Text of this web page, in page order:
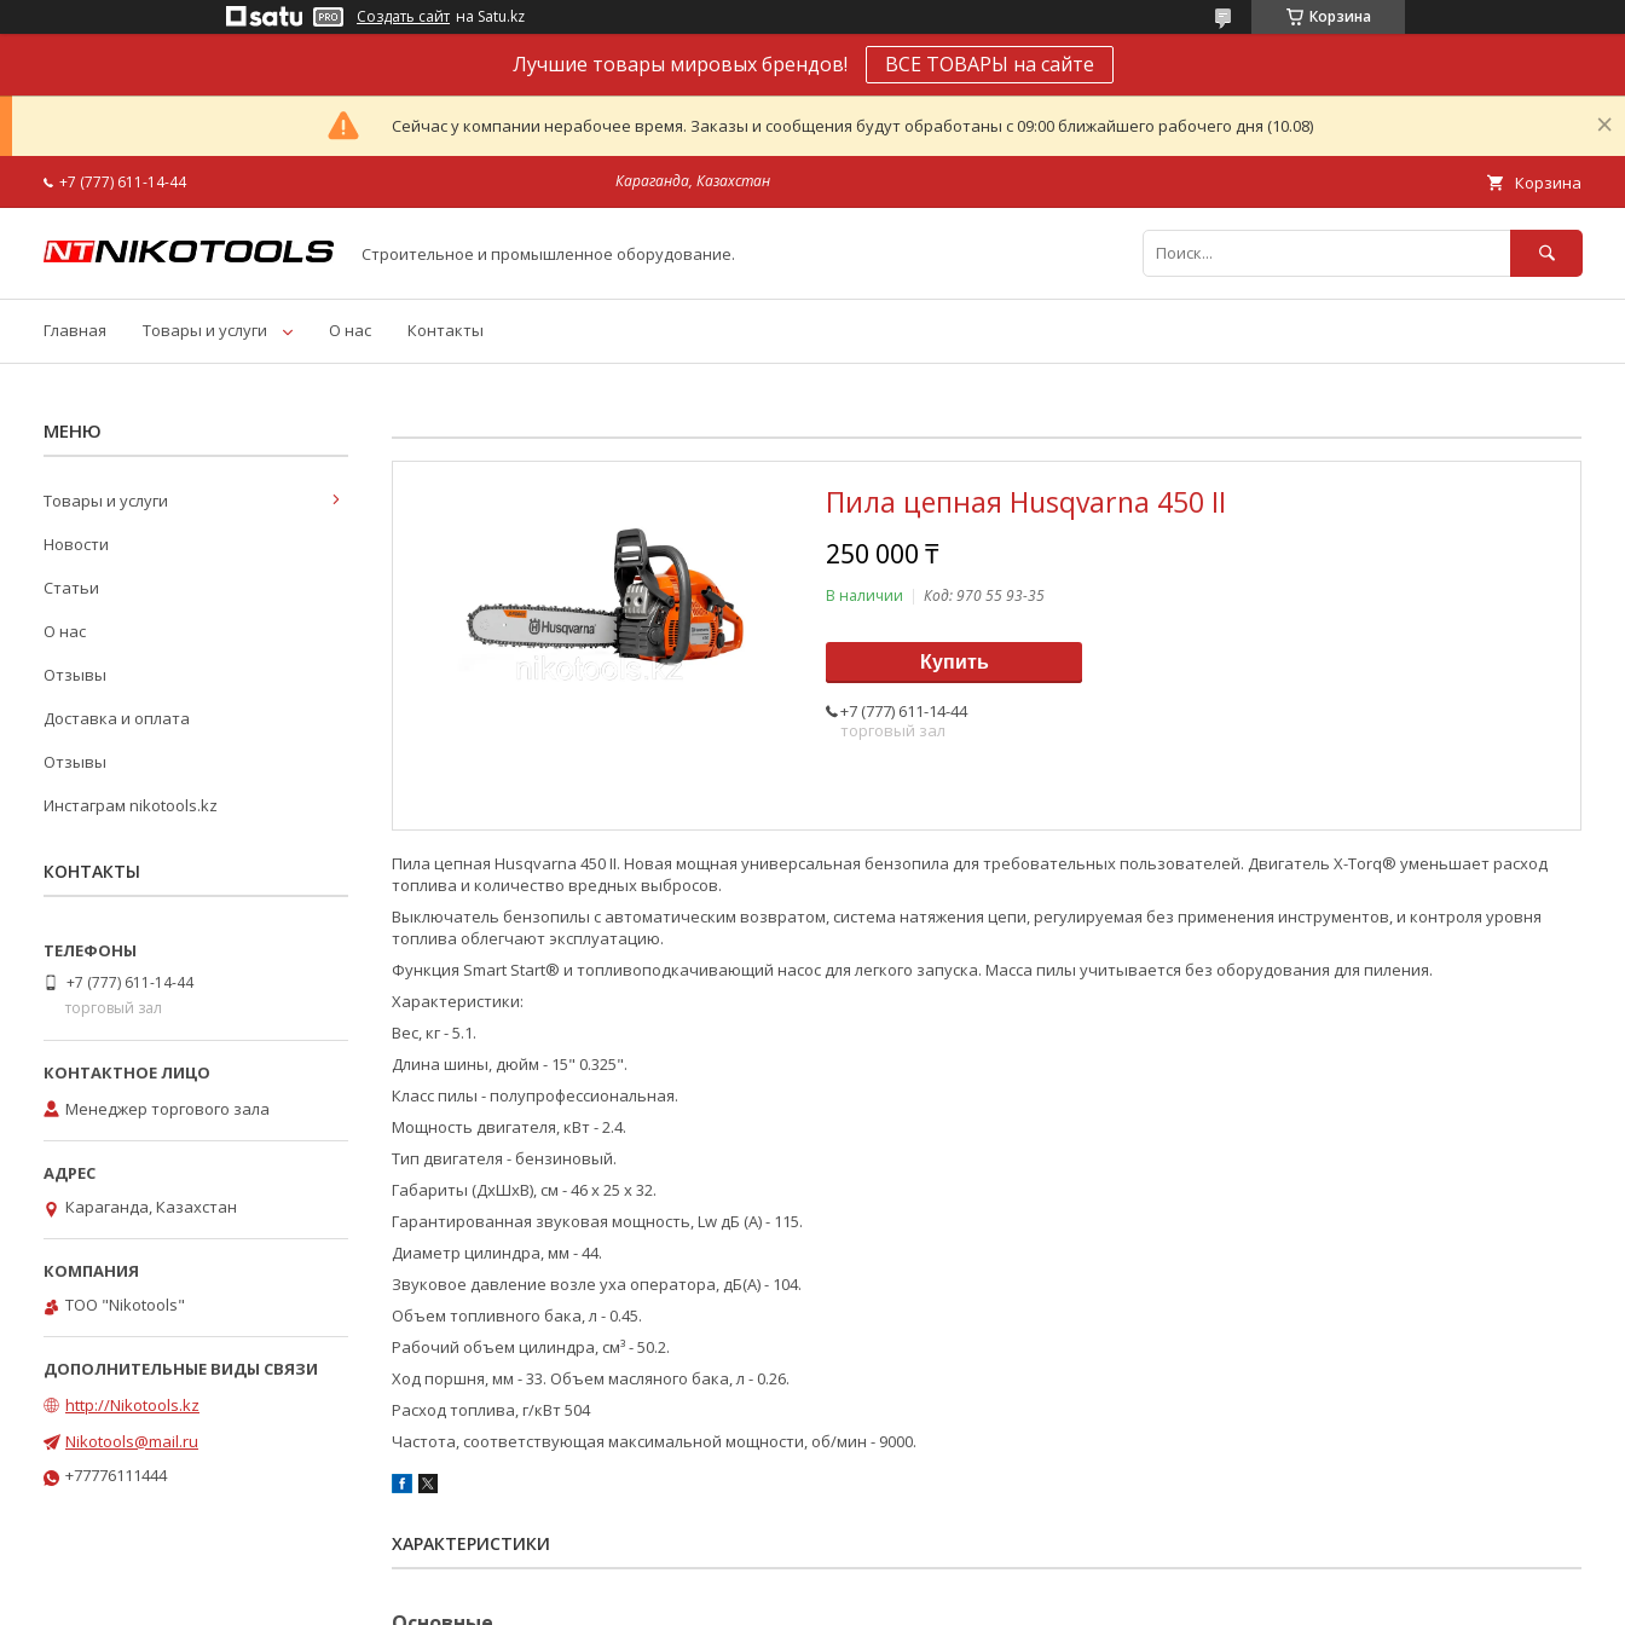
Создать сайт на Satu.kz Корзина
Лучшие товары мировых брендов! ВСЕ ТОВАРЫ на сайте
Сейчас у компании нерабочее время. Заказы и сообщения будут обработаны с 09:00 ближайшего рабочего дня (10.08)
+7 (777) 611-14-44 Караганда, Казахстан Корзина
Строительное и промышленное оборудование.
Главная Товары и услуги О нас Контакты
Пила цепная Husqvarna 450 II
250 000 ₸
В наличии Код:970 55 93-35
Купить
+7 (777) 611-14-44
торговый зал
Пила цепная Husqvarna 450 II. Новая мощная универсальная бензопила для требовательных пользователей. Двигатель X-Torq® уменьшает расход
топлива и количество вредных выбросов.
Выключатель бензопилы с автоматическим возвратом, система натяжения цепи, регулируемая без применения инструментов, и контроля уровня
топлива облегчают эксплуатацию.
Функция Smart Start® и топливоподкачивающий насос для легкого запуска. Масса пилы учитывается без оборудования для пиления.
Характеристики:
Вес, кг - 5.1.
Длина шины, дюйм - 15" 0.325".
Класс пилы - полупрофессиональная.
Мощность двигателя, кВт - 2.4.
Тип двигателя - бензиновый.
Габариты (ДxШxВ), см - 46 x 25 x 32.
Гарантированная звуковая мощность, Lw дБ (А) - 115.
Диаметр цилиндра, мм - 44.
Звуковое давление возле уха оператора, дБ(А) - 104.
Объем топливного бака, л - 0.45.
Рабочий объем цилиндра, см³ - 50.2.
Ход поршня, мм - 33. Объем масляного бака, л - 0.26.
Расход топлива, г/кВт 504
Частота, соответствующая максимальной мощности, об/мин - 9000.
ХАРАКТЕРИСТИКИ
Товары и услуги
Новости
Статьи
О нас
Отзывы
Доставка и оплата
Отзывы
Инстаграм nikotools.kz
КОНТАКТЫ
+7 (777) 611-14-44
торговый зал
Менеджер торгового зала
Караганда, Казахстан
ТОО "Nikotools"
http://Nikotools.kz
Nikotools@mail.ru
+77776111444